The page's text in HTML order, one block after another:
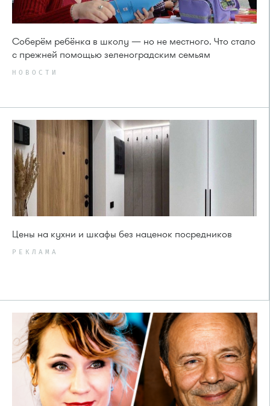
Соберём ребёнка в школу — но не местного. Что стало
с прежней помощью зеленоградским семьям
НОВОСТИ
Цены на кухни и шкафы без наценок посредников
РЕКЛАМА